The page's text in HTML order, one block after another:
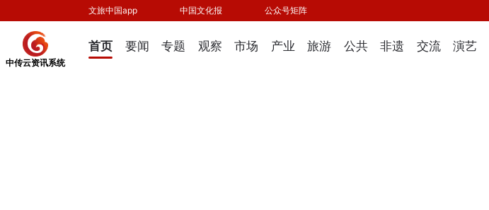
文旅中国app 中国文化报 公众号矩阵
中传云资讯系统
首页 要闻 专题 观察 市场 产业 旅游 公共 非遗 交流 演艺